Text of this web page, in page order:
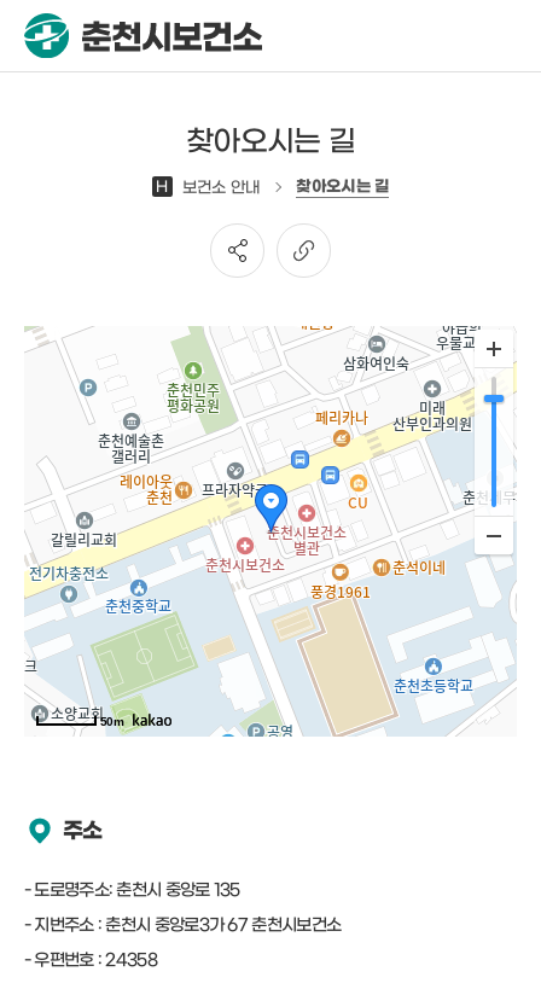
찾아오시는 길
H 보건소 안내 찾아오시는 길
50m
주소
도로명주소: 춘천시 중앙로 135
지번주소 : 춘천시 중앙로3가 67 춘천시보건소
우편번호 : 24358